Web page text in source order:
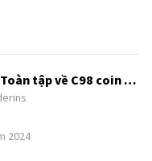
tập về C98 coin &
2024